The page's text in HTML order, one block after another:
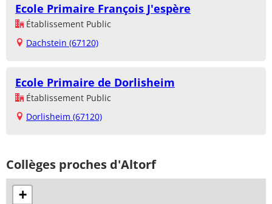
Ecole Primaire François J'espère
Établissement Public
Dachstein (67120)
Ecole Primaire de Dorlisheim
Établissement Public
Dorlisheim (67120)
Collèges proches d'Altorf
+